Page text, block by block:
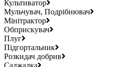
Культиватор
Мульчувач, Подрібнювач
Мінітрактор
Обприскувач
Плуг
Підгортальник
Розкидач добрив
Саджалка